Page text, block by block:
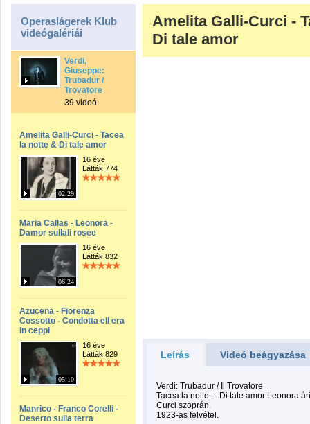
Operaslágerek Klub
videógalériái
Verdi,
Giuseppe:
Trubadur /
Trovatore
39 videó
Amelita Galli-Curci - Tacea
la notte & Di tale amor
02:29
16 éve
Látták:774
Maria Callas - Leonora -
Damor sullali rosee
06:24
16 éve
Látták:832
Azucena - Fiorenza
Cossotto - Condotta ell era
in ceppi
05:10
16 éve
Látták:829
Manrico - Franco Corelli -
Deserto sulla terra
Amelita Galli-Curci -
Di tale amor
Leírás Videó beágyazása
Verdi: Trubadur / Il Trovatore
Tacea la notte ... Di tale amor Leonora
Curci szoprán.
1923-as felvétel.